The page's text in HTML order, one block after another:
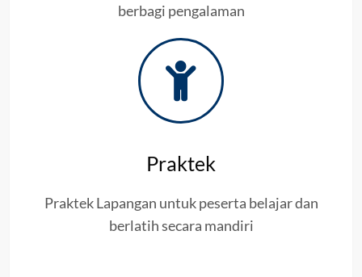
berbagi pengalaman
Praktek
Praktek Lapangan untuk peserta belajar dan
berlatih secara mandiri